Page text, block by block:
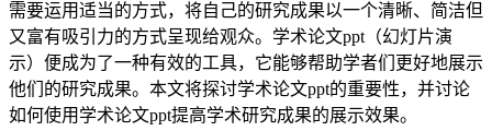
需要运用适当的方式，将自己的研究成果以一个清晰、简洁但
又富有吸引力的方式呈现给观众。学术论文ppt（幻灯片演
示）便成为了一种有效的工具，它能够帮助学者们更好地展示
他们的研究成果。本文将探讨学术论文ppt的重要性，并讨论
如何使用学术论文ppt提高学术研究成果的展示效果。